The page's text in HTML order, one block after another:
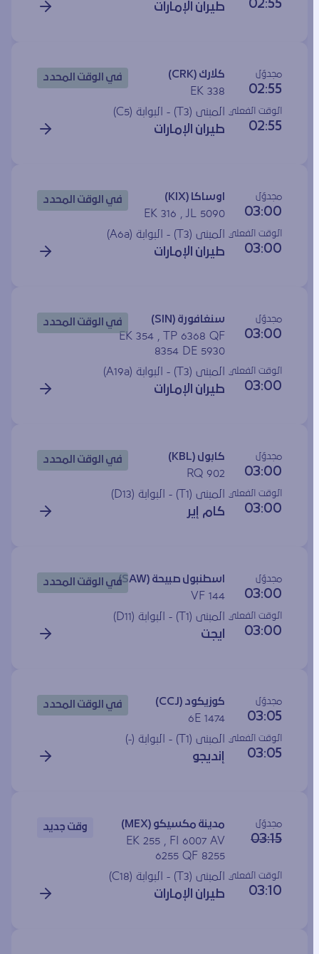
02:55 طيران الإمارات
مجدوَل
02:55
كلارك (CRK)
EK 338
في الوقت المحدد
الوقت الفعلي
02:55
المبنى (T3) - البوابة ( C5
)
طيران الإمارات
مجدوَل
03:00
اوساكا (KIX)
EK 316 , JL 5090
في الوقت المحدد
الوقت الفعلي
03:00
المبنى (T3) - البوابة ( A6a
)
طيران الإمارات
مجدوَل
03:00
سنغافورة (SIN)
EK 354 , TP 6368 QF
8354 DE 5930
في الوقت المحدد
الوقت الفعلي
03:00
المبنى (T3) - البوابة ( A19a
)
طيران الإمارات
مجدوَل
03:00
كابول (KBL)
RQ 902
في الوقت المحدد
الوقت الفعلي
03:00
المبنى (T1) - البوابة ( D13
)
كام إير
مجدوَل
03:00
اسطنبول صبيحة (SAW)
VF 144
في الوقت المحدد
الوقت الفعلي
03:00
المبنى (T1) - البوابة ( D11
)
ايجت
مجدوَل
03:05
كوزيكود (CCJ)
6E 1474
في الوقت المحدد
الوقت الفعلي
03:05
المبنى (T1) - البوابة ( )
إنديجو
مجدوَل
03:15
مدينة مكسيكو (MEX)
EK 255 , FI 6007 AV
6255 QF 8255
وقت جديد
الوقت الفعلي
03:10
المبنى (T3) - البوابة ( C18
)
طيران الإمارات